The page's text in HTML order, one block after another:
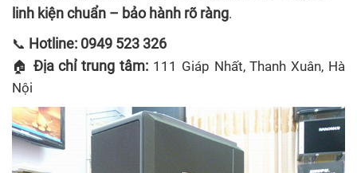
linh kiện chuẩn – bảo hành rõ ràng.
📞 Hotline: 0949 523 326
🏠 Địa chỉ trung tâm: 111 Giáp Nhất, Thanh Xuân, Hà
Nội